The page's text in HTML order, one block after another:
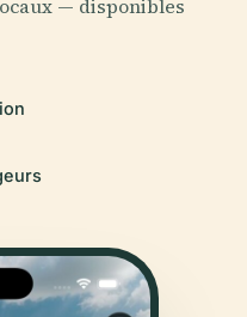
— disponibles